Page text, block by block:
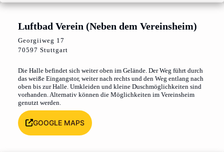
Luftbad Verein (Neben dem Vereinsheim)
Georgiiweg 17
70597 Stuttgart
Die Halle befindet sich weiter oben im Gelände. Der Weg führt durch
das weiße Eingangstor, weiter nach rechts und den Weg entlang nach
oben bis zur Halle. Umkleiden und kleine Duschmöglichkeiten sind
vorhanden. Alternativ können die Möglichkeiten im Vereinsheim
genutzt werden.
GOOGLE MAPS